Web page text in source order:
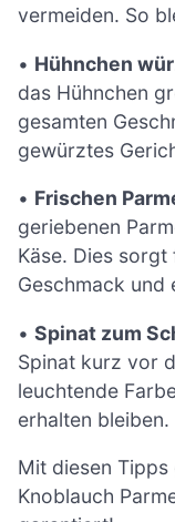
vermeiden. So
• Hühnchen
das Hühnchen
gesamten
gewürztes
• Frischen
geriebenen
Käse. Dies
Geschmack und
• Spinat zum
Spinat kurz vor
leuchtende
erhalten bleiben.
Mit diesen
Knoblauch